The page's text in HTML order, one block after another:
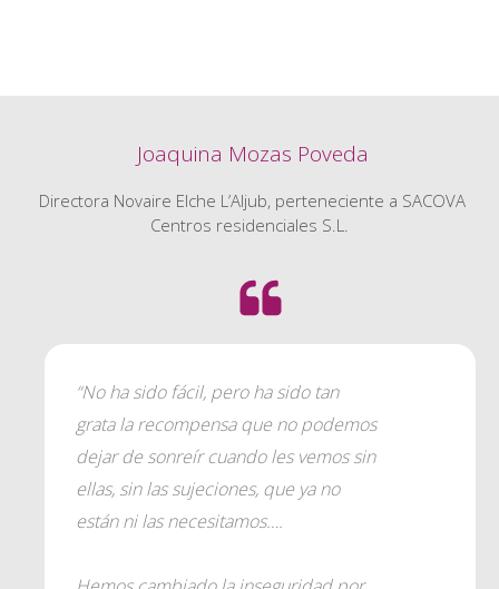
Joaquina Mozas Poveda
Directora Novaire Elche L’Aljub, perteneciente a SACOVA
Centros residenciales S.L.
“No ha sido fácil, pero ha sido tan
grata la recompensa que no podemos
dejar de sonreír cuando les vemos sin
ellas, sin las sujeciones, que ya no
están ni las necesitamos….